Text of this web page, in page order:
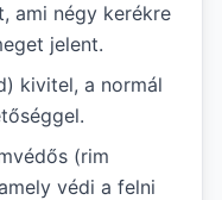
ami négy kerékre
jelent.
kivitel, a normál
(rim
védi a felni